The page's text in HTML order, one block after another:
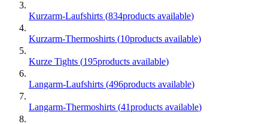
Kurzarm-Laufshirts (834products available)
Kurzarm-Thermoshirts (10products available)
Kurze Tights (195products available)
Langarm-Laufshirts (496products available)
Langarm-Thermoshirts (41products available)